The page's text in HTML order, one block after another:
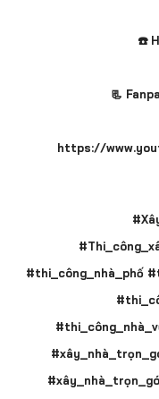
☎️
📃
https://
#thi_công_nhà_phố